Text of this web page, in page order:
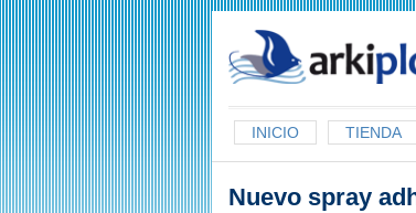
INICIO TIENDA
Nuevo spray